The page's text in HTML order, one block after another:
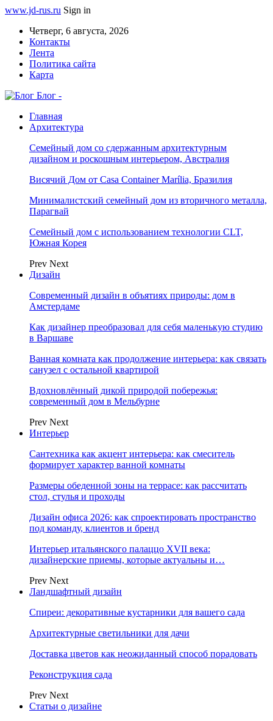
www.jd-rus.ru Sign in
Четверг, 6 августа, 2026
Контакты
Лента
Политика сайта
Карта
Блог -
Главная
Архитектура
Семейный дом со сдержанным архитектурным
дизайном и роскошным интерьером, Австралия
Висячий Дом от Casa Container Marília, Бразилия
Минималистский семейный дом из вторичного металла,
Парагвай
Семейный дом с использованием технологии CLT,
Южная Корея
Prev Next
Дизайн
Современный дизайн в объятиях природы: дом в
Амстердаме
Как дизайнер преобразовал для себя маленькую студию
в Варшаве
Ванная комната как продолжение интерьера: как связать
санузел с остальной квартирой
Вдохновлённый дикой природой побережья:
современный дом в Мельбурне
Prev Next
Интерьер
Сантехника как акцент интерьера: как смеситель
формирует характер ванной комнаты
Размеры обеденной зоны на террасе: как рассчитать
стол, стулья и проходы
Дизайн офиса 2026: как спроектировать пространство
под команду, клиентов и бренд
Интерьер итальянского палаццо XVII века:
дизайнерские приемы, которые актуальны и…
Prev Next
Ландшафтный дизайн
Спиреи: декоративные кустарники для вашего сада
Архитектурные светильники для дачи
Доставка цветов как неожиданный способ порадовать
Реконструкция сада
Prev Next
Статьи о дизайне